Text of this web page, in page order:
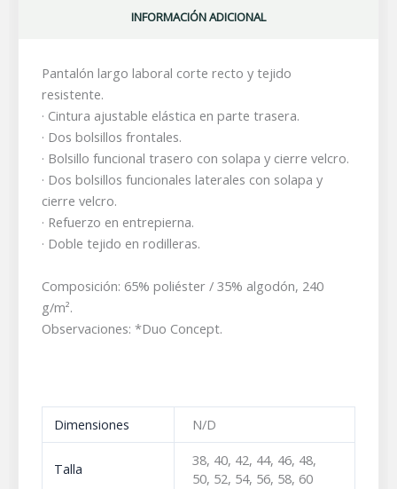
INFORMACIÓN ADICIONAL
Pantalón largo laboral corte recto y tejido
resistente.
· Cintura ajustable elástica en parte trasera.
· Dos bolsillos frontales.
· Bolsillo funcional trasero con solapa y cierre velcro.
· Dos bolsillos funcionales laterales con solapa y
cierre velcro.
· Refuerzo en entrepierna.
· Doble tejido en rodilleras.
Composición: 65% poliéster / 35% algodón, 240
g/m².
Observaciones: *Duo Concept.
Dimensiones N/D
Talla
38, 40, 42, 44, 46, 48,
50, 52, 54, 56, 58, 60